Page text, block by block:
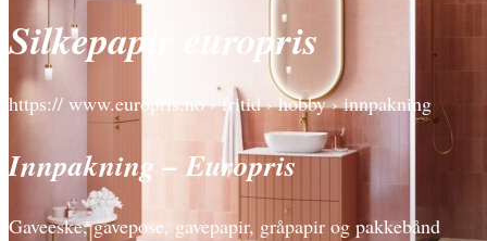
Silkepapir europris
https:// www.europris.no › fritid › hobby › innpakning
Innpakning – Europris
Gaveeske, gavepose, gavepapir, gråpapir og pakkebånd